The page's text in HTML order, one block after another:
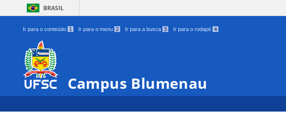
BRASIL
Ir para o conteúdo 1 Ir para o menu 2 Ir para a busca 3 Ir para o rodapé 4
Campus Blumenau